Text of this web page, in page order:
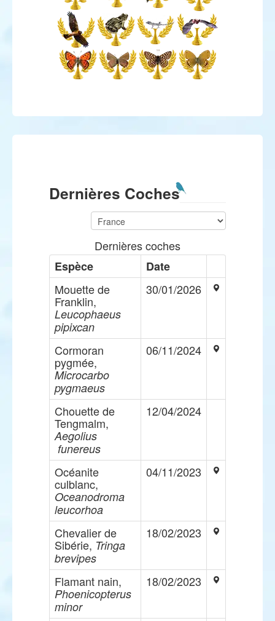
Dernières Coches
Dernières coches
Espèce
Date
Mouette de
Franklin,
Leucophaeus
pipixcan
30/01/2026
Cormoran
pygmée,
Microcarbo
pygmaeus
06/11/2024
Chouette de
Tengmalm,
Aegolius
funereus
12/04/2024
Océanite
culblanc,
Oceanodroma
leucorhoa
04/11/2023
Chevalier de
Sibérie, Tringa
brevipes
18/02/2023
Flamant nain,
Phoenicopterus
minor
18/02/2023